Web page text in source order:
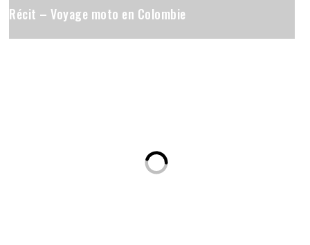
Récit – Voyage moto en Colombie